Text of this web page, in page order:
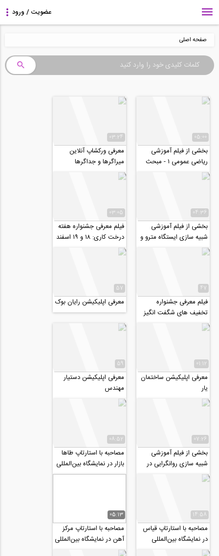
صفحه اصلی
05:00
بخشی از فیلم آموزشی
رياضى عمومى ١ - مبحث
مشتق و کاربرد مشتق
03:24
معرفی ورکشاپ آنلاین
میراگرها و جداگرها
04:36
بخشی از فیلم آموزشی
شبیه سازی ایستگاه مترو و
پل با نرم افزار FLAC 2D
03:05
فیلم معرفی جشنواره هفته
درخت کاری: ۱۸ و ۱۹ اسفند
ماه ۹۸
47
فیلم معرفی جشنواره
تخفیف های شگفت انگیز
اسفند
57
معرفی اپلیکیشن رایان بوک
01:12
معرفی اپلیکیشن ساختمان
یار
59
معرفی اپلیکیشن دستیار
مهندس
07:26
بخشی از فیلم آموزشی
شبیه سازی روانگرایی در
ماسه ها و تاثیر آن بر تونل
ها در...
08:52
مصاحبه با استارتاپ طاها
بازار در نمایشگاه بین‌المللی
ساخت و ساز - بهمن ۹۸
14:58
مصاحبه با استارتاپ قیاس
در نمایشگاه بین‌المللی
ساخت و ساز - بهمن ۹۸
05:13
مصاحبه با استارتاپ مرکز
آهن در نمایشگاه بین‌المللی
ساخت و ساز - بهمن ۹۸